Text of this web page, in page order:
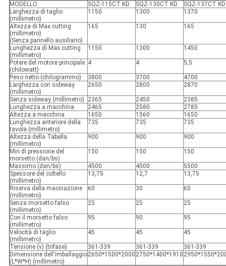
MODELLO SQZ-115CT KD SQZ-130CT KD
SQZ-137CT KD
Larghezza di taglio
(millimetro)
1150 1300 1370
Altezza di Max.cutting
(millimetro)
(Senza pannello ausiliario)
165 130 165
Lunghezza di Max.cutting
(millimetro)
1150 1300 1450
Potere del motore principale
(chilowatt)
4 4 5,5
Peso netto (chilogrammo) 3800 3700
4700
Larghezza con sideway
(millimetro)
2650 2800 2870
Senza sideway (millimetro) 2365 2450
2385
Lunghezza a macchina
2465 2580
2785
Altezza a macchina
1650 1560
1650
Lunghezza anteriore della
tavola (millimetro)
735 735 735
Altezza della Tabella
(millimetro)
900 900 900
Min di pressione del
morsetto (dan/bs)
150 150 150
Massimo (dan/bs) 4500 4500
5500
Spessore del coltello
(millimetro)
13,75 12,7 13,75
Riserva della macinazione
(millimetro)
60 30 60
Senza morsetto falso
(millimetro)
25 25 25
Con il morsetto falso
(millimetro)
95 90 95
Velocità di taglio
(millimetro)
45 45 45
Tensione (v) (trifase) 361-339 361-339
361-339
Dimensione dell'imballaggio
(L*W*H) (millimetro)
2650*1500*2000 2750*1400*1910